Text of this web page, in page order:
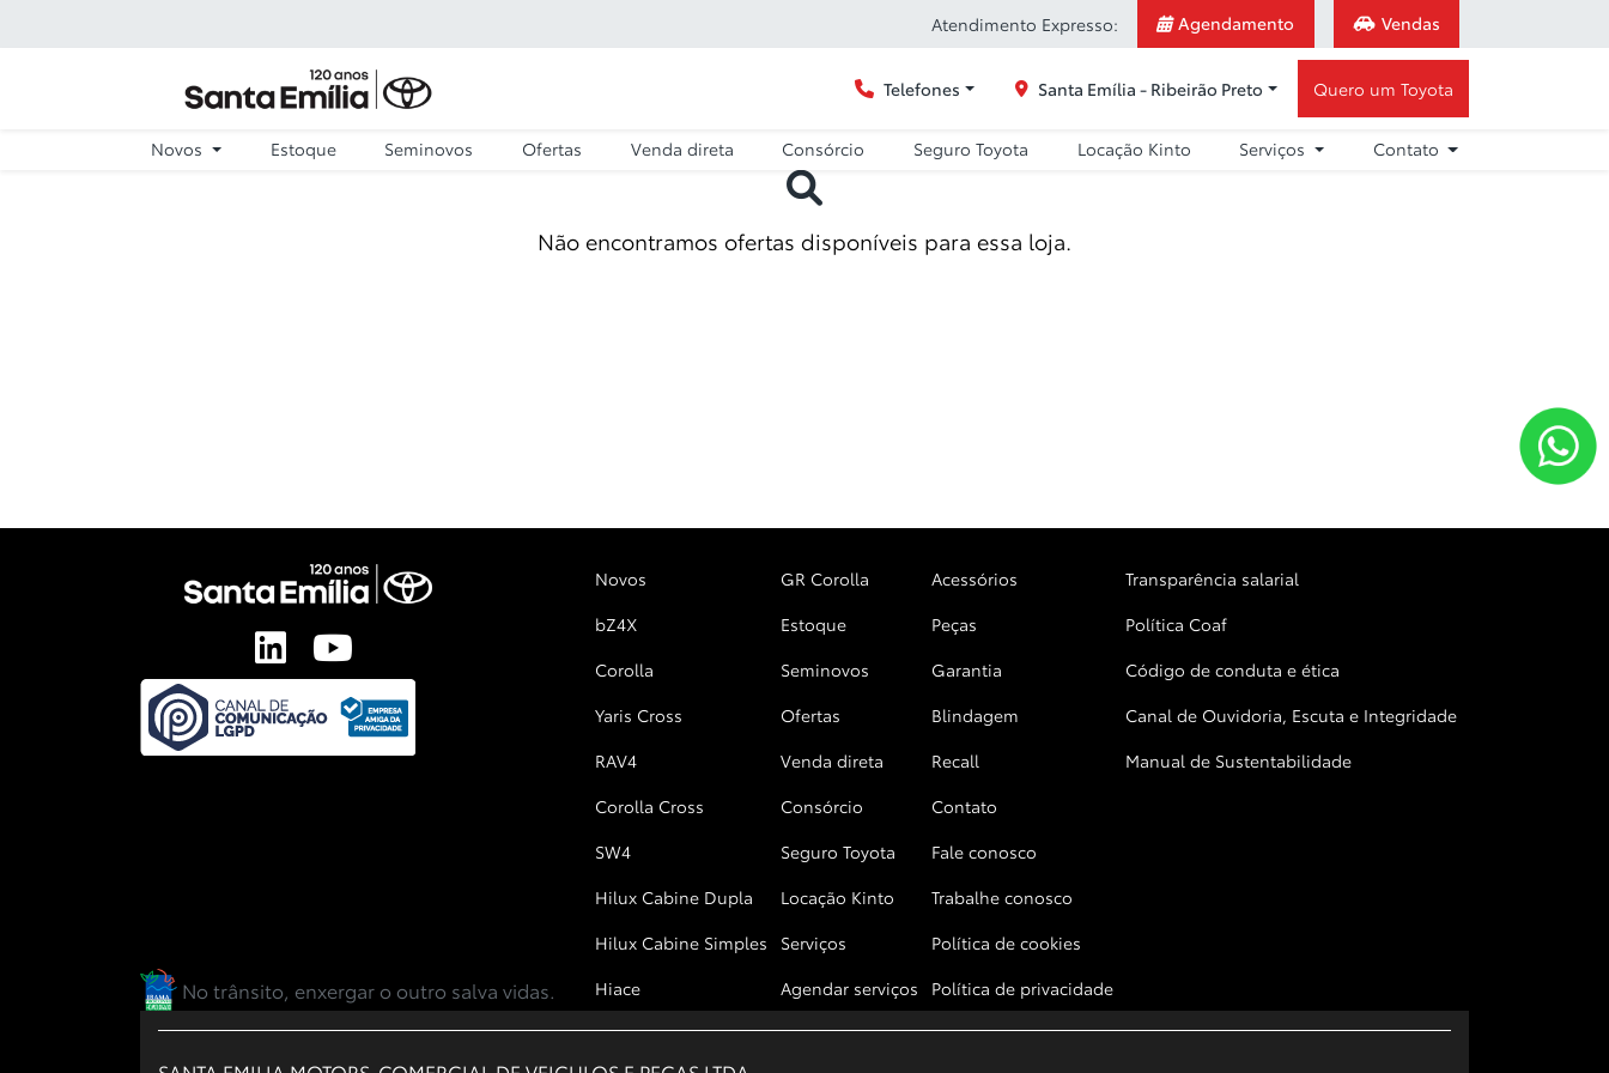
Atendimento Expresso: Agendamento Vendas
Telefones Santa Emília - Ribeirão Preto Quero um Toyota
Novos Estoque Seminovos Ofertas Venda direta Consórcio Seguro Toyota Locação Kinto Serviços Contato
Não encontramos ofertas disponíveis para essa loja.
No trânsito, enxergar o outro salva vidas.
Novos
bZ4X
Corolla
Yaris Cross
RAV4
Corolla Cross
SW4
Hilux Cabine Dupla
Hilux Cabine Simples
Hiace
GR Corolla
Estoque
Seminovos
Ofertas
Venda direta
Consórcio
Seguro Toyota
Locação Kinto
Serviços
Agendar serviços
Acessórios
Peças
Garantia
Blindagem
Recall
Contato
Fale conosco
Trabalhe conosco
Política de cookies
Política de privacidade
Transparência salarial
Política Coaf
Código de conduta e ética
Canal de Ouvidoria, Escuta e Integridade
Manual de Sustentabilidade